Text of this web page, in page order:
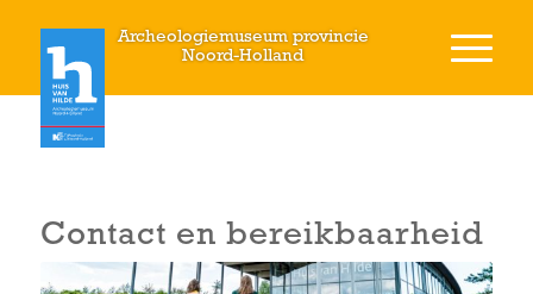
Archeologiemuseum provincie
Noord-Holland
Contact en bereikbaarheid